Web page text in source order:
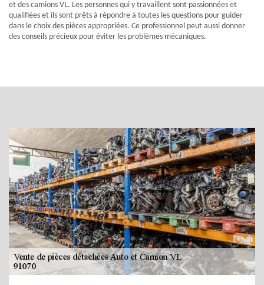
et des camions VL. Les personnes qui y travaillent sont passionnées et
qualifiées et ils sont prêts à répondre à toutes les questions pour guider
dans le choix des pièces appropriées. Ce professionnel peut aussi donner
des conseils précieux pour éviter les problèmes mécaniques.